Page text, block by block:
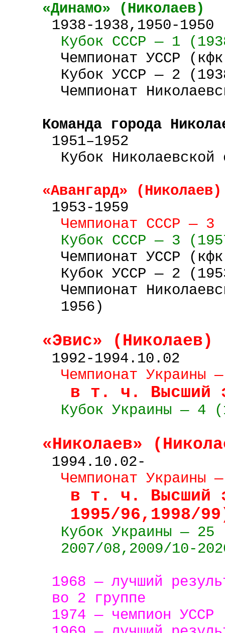
«Динамо» (Николаев)
1938-1938,1950-1950
Кубок СССР— 1
Чемпионат УССР ( кфк
КубокУССР — 2
Чемпионат
Команда города
1951–1952
Кубок
«Авангард» (Николаев)
1953-1959
Чемпионат СССР — 3
Кубок СССР— 3
Чемпионат УССР ( кфк
КубокУССР — 2
Чемпионат
1956)
«Эвис» ( Николаев)
1992-1994.10.02
Чемпионат Украины
в т. ч. Высший
КубокУкраины— 4
«Николаев»
1994.10.02-
Чемпионат
в т. ч. Высший
1995/96,1998/
КубокУкраины— 25
2007/08,2009/10-
1968 — лучший
во 2 группе
1974 — чемпион УССР